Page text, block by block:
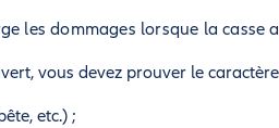
les dommages lorsque la casse
vous devez prouver le
etc.) ;